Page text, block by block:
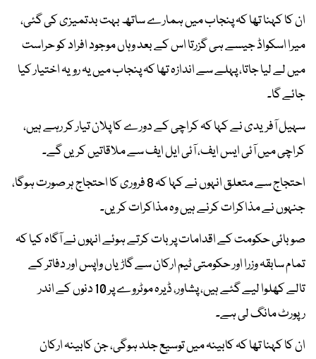
ان کا کہنا تھا کہ پنجاب میں ہمارے ساتھ بہت بدتمیزی کی گئی،
میرا اسکواڈ جیسے ہی گزرتا اس کے بعد وہاں موجود افراد کو حراست
میں لے لیا جاتا، پہلے سے اندازہ تھا کہ پنجاب میں یہ رویہ اختیار کیا
جائے گا۔
سہیل آفریدی نے کہا کہ کراچی کے دورے کا پلان تیار کر رہے ہیں،
کراچی میں آئی ایس ایف، آئی ایل ایف سے ملاقاتیں کریں گے۔
احتجاج سے متعلق انہوں نے کہا کہ 8 فروری کا احتجاج ہر صورت ہوگا،
جنہوں نے مذاکرات کرنے ہیں وہ مذاکرات کریں۔
صوبائی حکومت کے اقدامات پر بات کرتے ہوئے انہوں نے آگاہ کیا کہ
تمام سابقہ وزرا اور حکومتی ٹیم ارکان سے گاڑیاں واپس اور دفاتر کے
تالے کھلوا لیے گئے ہیں، پشاور، ڈیرہ موٹروے پر 10 دنوں کے اندر
رپورٹ مانگ لی ہے۔
ان کا کہنا تھا کہ کابینہ میں توسیع جلد ہوگی، جن کابینہ ارکان